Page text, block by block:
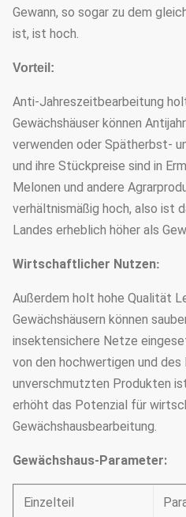
Gewann, so sogar zu dem
ist, ist hoch.
Vorteil:
Anti-Jahreszeitbearbeitung
Gewächshäuser können
verwenden oder Spätherbst-
und ihre Stückpreise sind in
Melonen und andere
verhältnismäßig hoch, also ist
Landes erheblich höher als
Wirtschaftlicher Nutzen:
Außerdem holt hohe Qualität
Gewächshäusern können
insektensichere Netze
von den hochwertigen und des
unverschmutzten Produkten
erhöht das Potenzial für
Gewächshausbearbeitung.
Gewächshaus-Parameter:
Einzelteil